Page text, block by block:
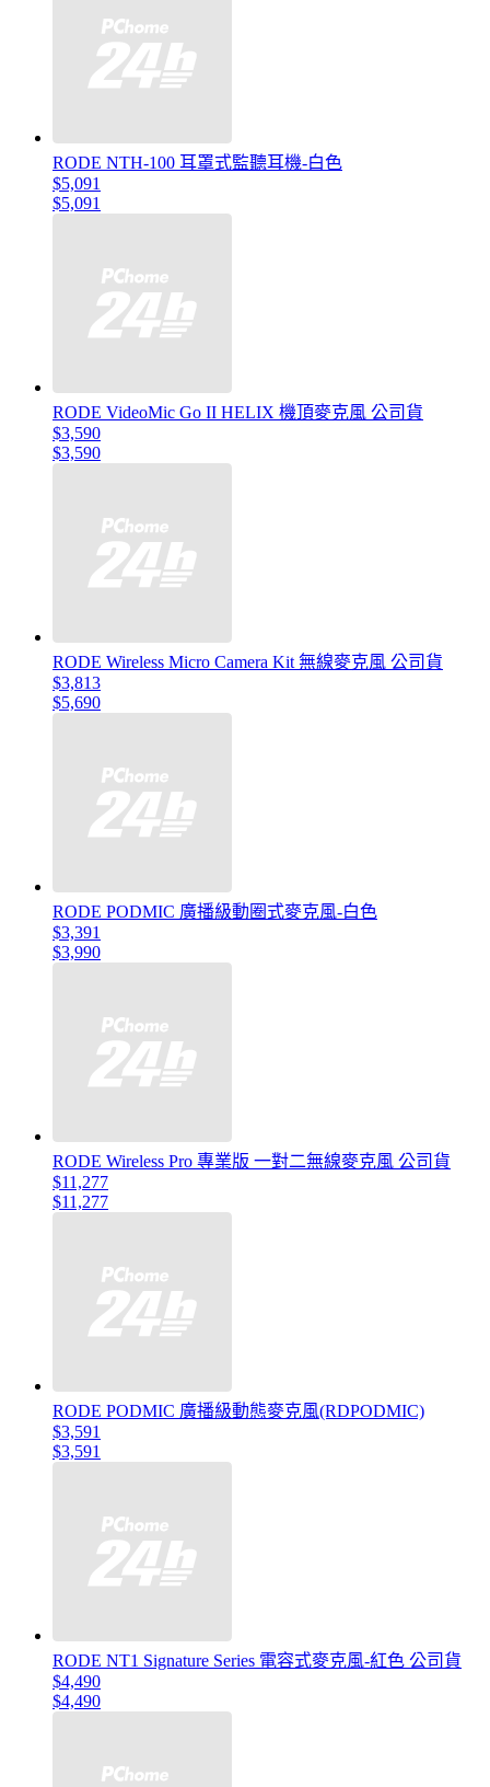
RODE NTH-100 耳罩式監聽耳機-白色
$5,091
$5,091
RODE VideoMic Go II HELIX 機頂麥克風 公司貨
$3,590
$3,590
RODE Wireless Micro Camera Kit 無線麥克風 公司貨
$3,813
$5,690
RODE PODMIC 廣播級動圈式麥克風-白色
$3,391
$3,990
RODE Wireless Pro 專業版 一對二無線麥克風 公司貨
$11,277
$11,277
RODE PODMIC 廣播級動態麥克風(RDPODMIC)
$3,591
$3,591
RODE NT1 Signature Series 電容式麥克風-紅色 公司貨
$4,490
$4,490